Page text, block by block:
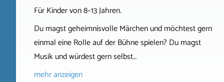
Für Kinder von 8–13 Jahren.
Du magst geheimnisvolle Märchen und möchtest gern
einmal eine Rolle auf der Bühne spielen? Du magst
Musik und würdest gern selbst…
mehr anzeigen